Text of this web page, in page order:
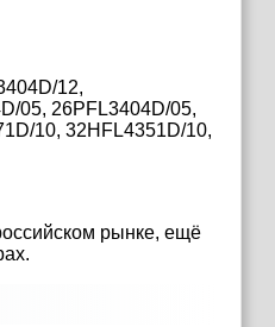
12,
05, 26PFL3404D/05,
10, 32HFL4351D/10,
рынке, ещё